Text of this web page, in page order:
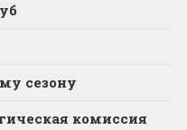
сезону
комиссия